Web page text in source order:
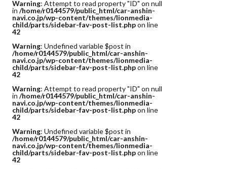
Warning: Attempt to read property "ID" on null
in /home/r0144579/public_html/car-anshin-
navi.co.jp/wp-content/themes/lionmedia-
child/parts/sidebar-fav-post-list.phpon line
42
Warning: Undefined variable $post in
/home/r0144579/public_html/car-anshin-
navi.co.jp/wp-content/themes/lionmedia-
child/parts/sidebar-fav-post-list.phpon line
42
Warning: Attempt to read property "ID" on null
in /home/r0144579/public_html/car-anshin-
navi.co.jp/wp-content/themes/lionmedia-
child/parts/sidebar-fav-post-list.phpon line
42
Warning: Undefined variable $post in
/home/r0144579/public_html/car-anshin-
navi.co.jp/wp-content/themes/lionmedia-
child/parts/sidebar-fav-post-list.phpon line
42